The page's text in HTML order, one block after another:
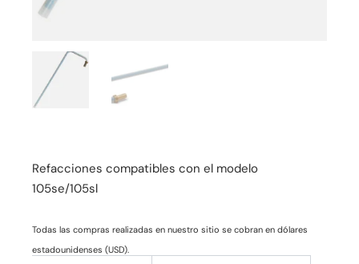
Refacciones compatibles con el modelo
105se/105sl
Todas las compras realizadas en nuestro sitio se cobran en dólares
estadounidenses (USD).